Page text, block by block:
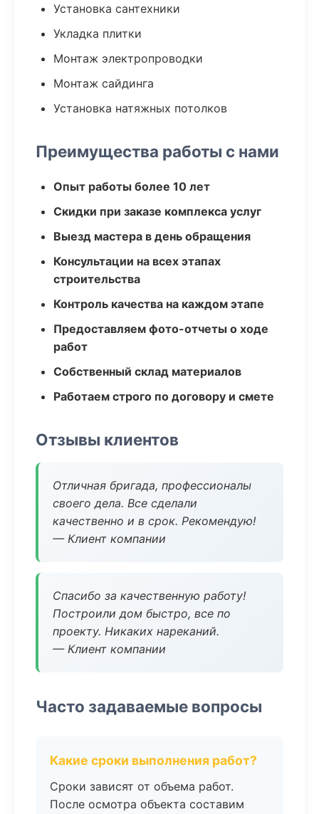
Установка сантехники
Укладка плитки
Монтаж электропроводки
Монтаж сайдинга
Установка натяжных потолков
Преимущества работы с нами
Опыт работы более 10 лет
Скидки при заказе комплекса услуг
Выезд мастера в день обращения
Консультации на всех этапах
строительства
Контроль качества на каждом этапе
Предоставляем фото-отчеты о ходе
работ
Собственный склад материалов
Работаем строго по договору и смете
Отзывы клиентов
Отличная бригада, профессионалы
своего дела. Все сделали
качественно и в срок. Рекомендую!
— Клиент компании
Спасибо за качественную работу!
Построили дом быстро, все по
проекту. Никаких нареканий.
— Клиент компании
Часто задаваемые вопросы
Какие сроки выполнения работ?
Сроки зависят от объема работ.
После осмотра объекта составим